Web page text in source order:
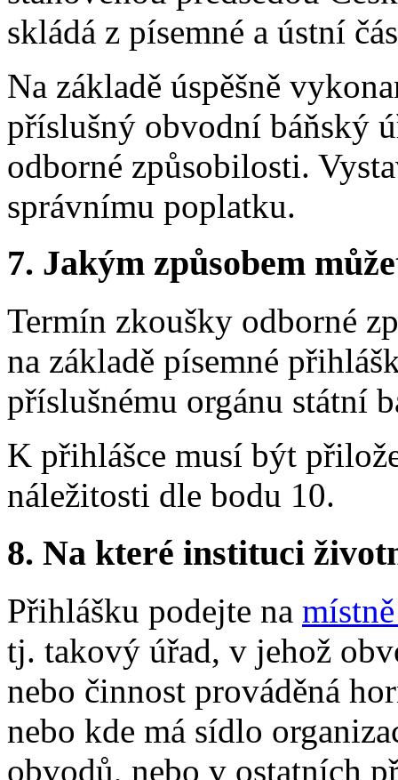
skládá z písemné a ústní
Na základě úspěšně
příslušný obvodní báňský
odborné způsobilosti.
správnímu poplatku.
7. Jakým způsobem
Termín zkoušky odborné
na základě písemné
příslušnému orgánu státní
K přihlášce musí být
náležitosti dle bodu 10.
8. Na které instituci
Přihlášku podejte na
tj. takový úřad, v jehož
nebo činnost prováděná
nebo kde má sídlo
obvodů, nebo v ostatních